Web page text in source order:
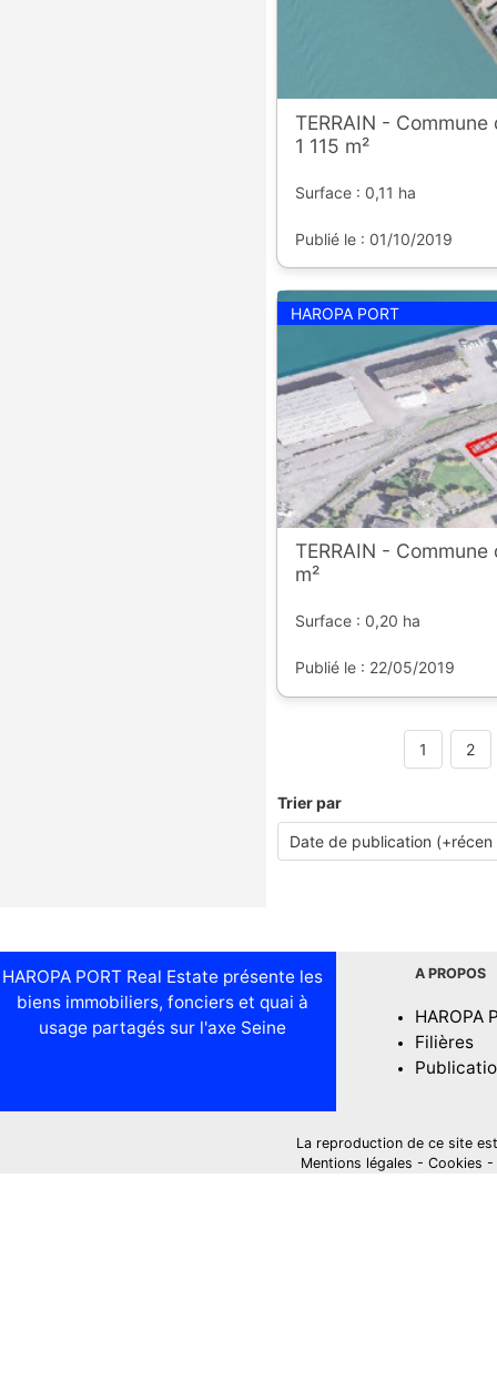
TERRAIN - Commune
1 115 m²
Surface : 0,11 ha
Publié le : 01/10/2019
HAROPA PORT
TERRAIN -
m²
Surface : 0,20 ha
Publié le : 22/05/2019
1 2
Trier par
HAROPA PORT Real Estate présente les
biens immobiliers, fonciers et quai à
usage partagés sur l'axe Seine
A PROPOS
HAROPA
Filières
La reproduction de ce site
Mentions légales - Cookies -